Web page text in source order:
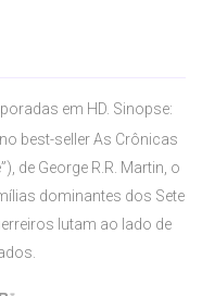
em HD. Sinopse:
best-seller As Crônicas
de George R.R. Martin, o
dominantes dos Sete
lutam ao lado de